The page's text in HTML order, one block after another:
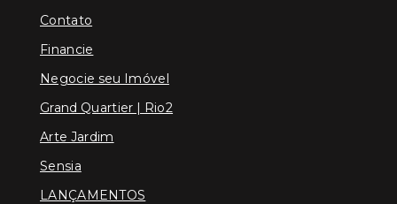
Contato
Financie
Negocie seu Imóvel
Grand Quartier | Rio2
Arte Jardim
Sensia
LANÇAMENTOS